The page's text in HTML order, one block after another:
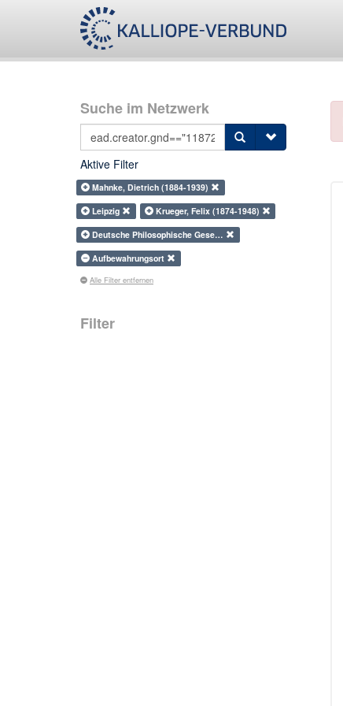
Suche im Netzwerk
Aktive Filter
Mahnke, Dietrich (1884-1939)
Leipzig
Krueger, Felix (1874-1948)
Deutsche Philosophische Gese…
Aufbewahrungsort
Alle Filter entfernen
Filter